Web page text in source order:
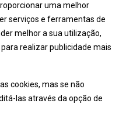
uma melhor
serviços e ferramentas de
melhor a sua utilização,
realizar publicidade mais
cookies, mas se não
las através da opção de